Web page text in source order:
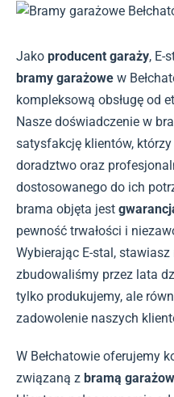
Jako producent garaży, E-
bramy garażowe w
kompleksową obsługę od
Nasze doświadczenie w
satysfakcję klientów,
doradztwo oraz
dostosowanego do ich
brama objęta jest
pewność trwałości i
Wybierając E-stal,
zbudowaliśmy przez lata
tylko produkujemy, ale
zadowolenie naszych
W Bełchatowie oferujemy
związaną z bramą